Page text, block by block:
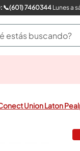
COMPRA CON UN EXPERTO: 📞(601) 7460344Lunes a
buscando?
Union Laton